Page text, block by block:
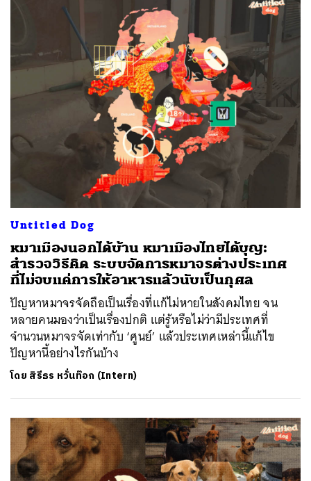
Untitled Dog
หมาเมืองนอกได้บ้าน หมาเมืองไทยได้บุญ:
สำรวจวิธีคิด ระบบจัดการหมาจรต่างประเทศ
ที่ไม่จบแค่การให้อาหารแล้วนับเป็นกุศล
ปัญหาหมาจรจัดถือเป็นเรื่องที่แก้ไม่หายในสังคมไทย จน
หลายคนมองว่าเป็นเรื่องปกติ แต่รู้หรือไม่ว่ามีประเทศที่
จำนวนหมาจรจัดเท่ากับ ‘ศูนย์’ แล้วประเทศเหล่านี้แก้ไข
ปัญหานี้อย่างไรกันบ้าง
โดย สิรีธร หวั่นท๊อก (Intern)
ค้นหา
SHARE TWEET LINE EMAIL